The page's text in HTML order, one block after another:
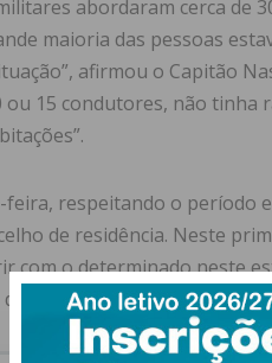
abordaram cerca de
maioria das pessoas
afirmou o Capitão
ou 15 condutores, não tinha
respeitando o período
de residência. Neste
com o determinado neste
Governo”, rematou o